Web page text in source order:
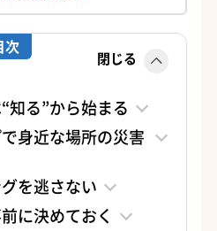
次
閉じる
知る”から始まる
身近な場所の災害
を逃さない
に決めておく